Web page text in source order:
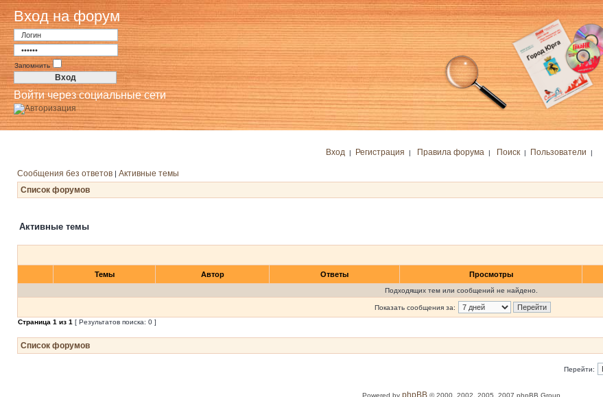
Вход на форум
Запомнить
Войти через социальные сети
Вход | Регистрация | Правила форума | Поиск| Пользователи |
Сообщения без ответов | Активные темы
Список форумов
Активные темы
Темы Автор Ответы Просмотры
Подходящих тем или сообщений не найдено.
Показать сообщения за:
Страница 1 из 1 [ Результатов поиска: 0 ]
Список форумов
Перейти:
Powered by phpBB© 2000, 2002, 2005, 2007 phpBB Group